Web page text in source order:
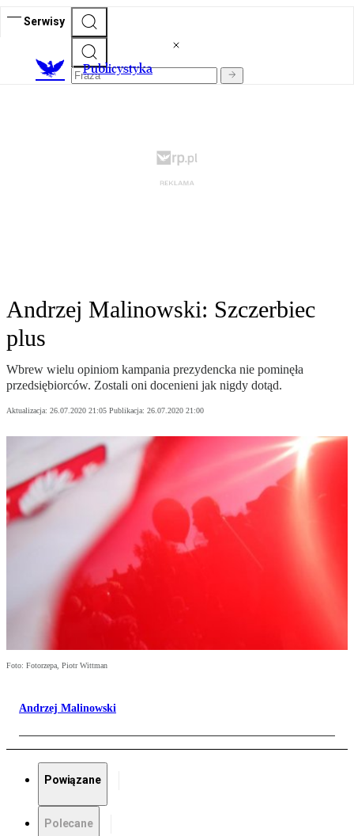
Serwisy
Publicystyka
Andrzej Malinowski: Szczerbiec
plus
Wbrew wielu opiniom kampania prezydencka nie pominęła
przedsiębiorców. Zostali oni docenieni jak nigdy dotąd.
Aktualizacja: 26.07.2020 21:05 Publikacja: 26.07.2020 21:00
Foto: Fotorzepa, Piotr Wittman
Andrzej Malinowski
Powiązane
Polecane